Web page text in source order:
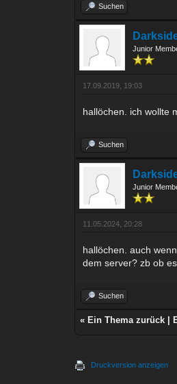
Suchen
Junior
17.09.2019, 19:03
hallöchen. ich wollte
Suchen
Junior
11.05.2024, 20:28
hallöchen. auch
dem server? zb ob
Suchen
« Ein Thema zurück
Druckversion anzeigen